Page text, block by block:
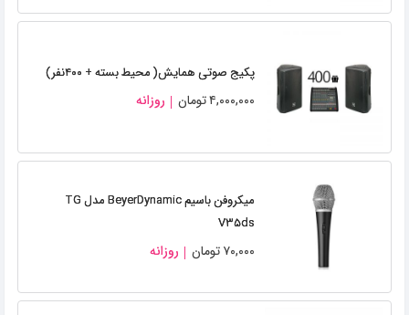
پکیج صوتی همایش( محیط‌ بسته + ۴۰۰نفر)
۴,۰۰۰,۰۰۰تومان روزانه
میکروفن باسیم BeyerDynamic مدل TG
V۳۵ds
۷۰,۰۰۰تومان روزانه